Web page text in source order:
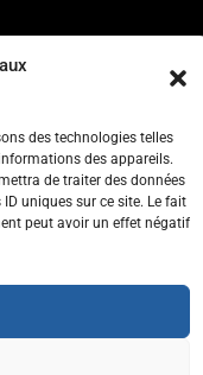
des technologies telles
des appareils.
de traiter des données
uniques sur ce site. Le fait
peut avoir un effet négatif